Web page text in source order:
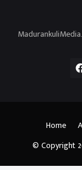
© Copyright
Home